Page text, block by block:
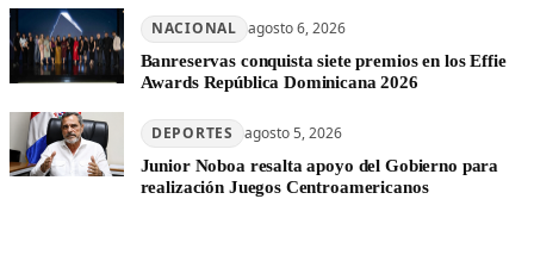
NACIONAL agosto 6, 2026
Banreservas conquista siete premios en los Effie
Awards República Dominicana 2026
DEPORTES agosto 5, 2026
Junior Noboa resalta apoyo del Gobierno para
realización Juegos Centroamericanos